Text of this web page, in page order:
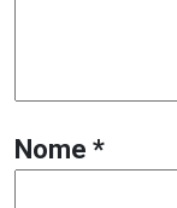
Nome *